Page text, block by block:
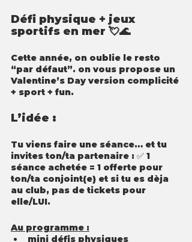
Défi physique + jeux
sportifs en mer 💘🌊
Cette année, on oublie le resto
“par défaut”. on vous propose un
Valentine’s Day version complicité
+ sport + fun.
L’idée :
Tu viens faire une séance… et tu
invites ton/ta partenaire : ✅ 1
séance achetée = 1 offerte pour
ton/ta conjoint(e) et si tu es dèja
au club, pas de tickets pour
elle/LUI.
Au programme :
mini défis physiques